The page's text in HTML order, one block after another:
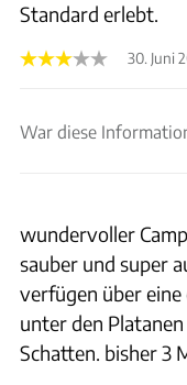
Standard erlebt.
30. Juni
War diese
wundervoller
sauber und super
verfügen über eine
unter den
Schatten. bisher 3